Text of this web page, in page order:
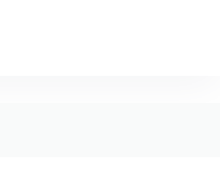
de cookies